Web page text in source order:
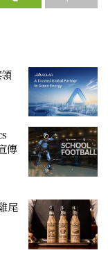
傳
尾